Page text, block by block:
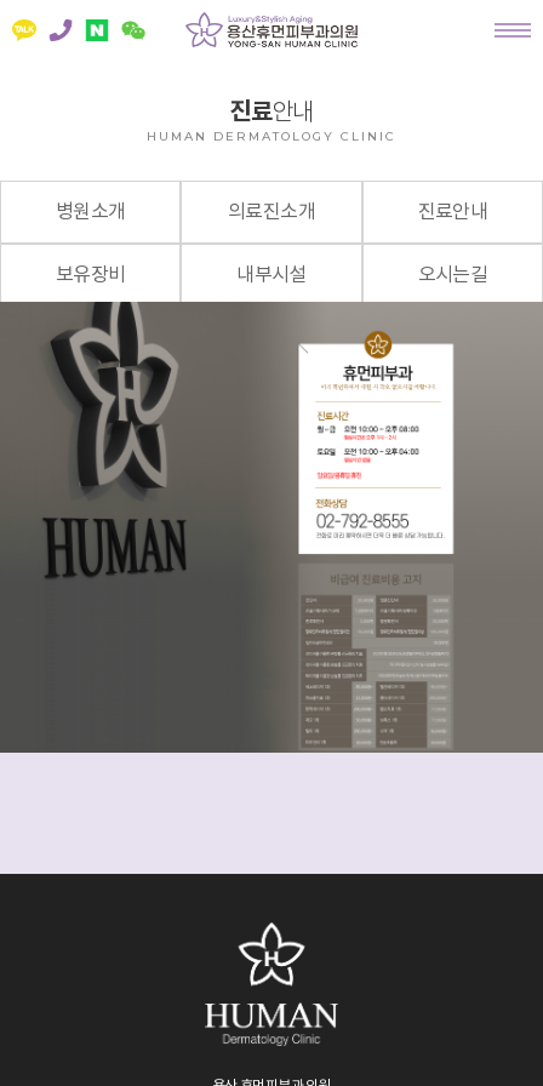
진료안내
HUMAN DERMATOLOGY CLINIC
병원소개 의료진소개 진료안내
보유장비 내부시설 오시는길